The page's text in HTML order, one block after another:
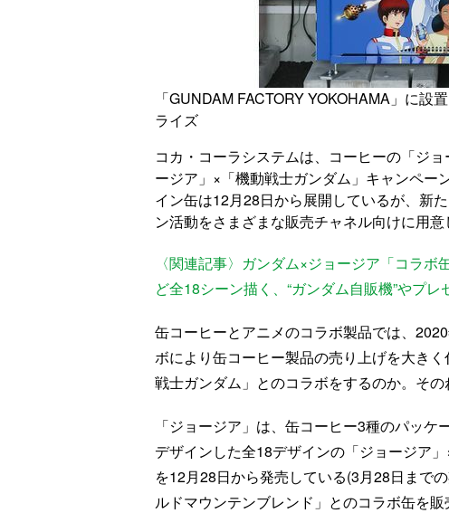
「GUNDAM FACTORY YOKOHAMA」に
ライズ
コカ・コーラシステムは、コーヒーの「ジ
ージア」×「機動戦士ガンダム」キャンペ
イン缶は12月28日から展開しているが、新
ン活動をさまざまな販売チャネル向けに用
〈関連記事〉ガンダム×ジョージア「コラ
ど全18シーン描く、“ガンダム自販機”やプ
缶コーヒーとアニメのコラボ製品では、
ボにより缶コーヒー製品の売り上げを大き
戦士ガンダム」とのコラボをするのか。その
「ジョージア」は、缶コーヒー3種のパッ
デザインした全18デザインの「ジョージア
を12月28日から発売している(3月28日まで
ルドマウンテンブレンド」とのコラボ缶を